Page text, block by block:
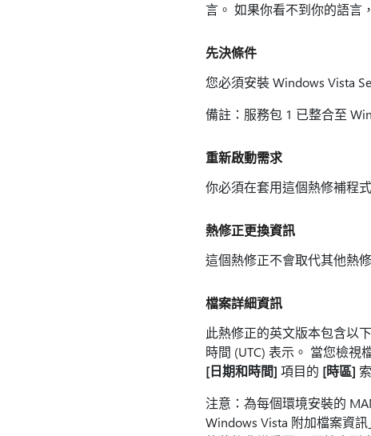
言。 如果你看不到你的語言
先決條件
您必須安裝 Windows Vista
備註：服務包 1 已整合至
重新啟動需求
你必須在套用這個熱修補程
熱修正更換資訊
這個熱修正不會取代其他熱
檔案詳細資訊
此熱修正的英文版本包含以
時間 (UTC) 表示。 當您檢視
[日期和時間] 項目的 [時區]
注意：為每個環境安裝的
Windows Vista 附加檔案資